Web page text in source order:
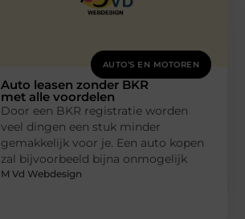
AUTO’S EN MOTOREN
Auto leasen zonder BKR
met alle voordelen
Door een BKR registratie worden
veel dingen een stuk minder
gemakkelijk voor je. Een auto kopen
zal bijvoorbeeld bijna onmogelijk
M Vd Webdesign